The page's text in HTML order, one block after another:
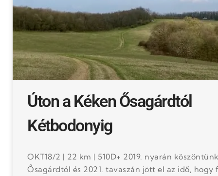
Úton a Kéken Ősagárdtól
Kétbodonyig
OKT18/2 | 22 km | 510D+ 2019. nyarán
Ősagárdtól és 2021. tavaszán jött el az idő, hogy